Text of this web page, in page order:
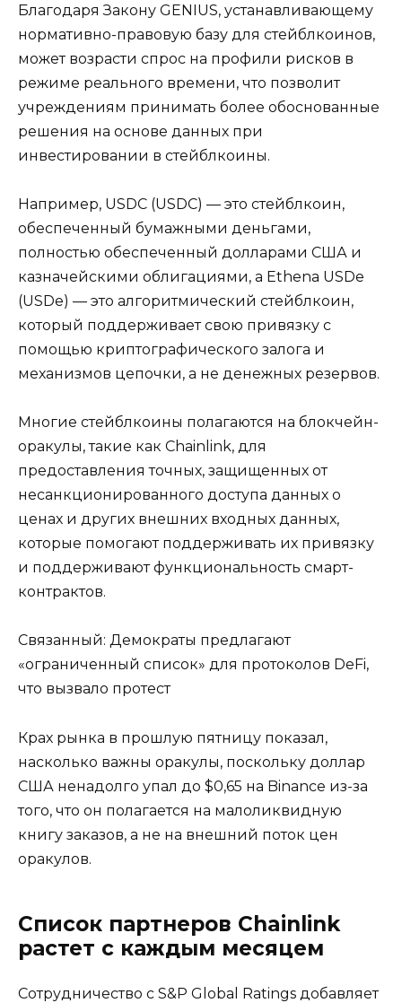
Благодаря Закону GENIUS, устанавливающему
нормативно-правовую базу для стейблкоинов,
может возрасти спрос на профили рисков в
режиме реального времени, что позволит
учреждениям принимать более обоснованные
решения на основе данных при
инвестировании в стейблкоины.
Например, USDC (USDC) — это стейблкоин,
обеспеченный бумажными деньгами,
полностью обеспеченный долларами США и
казначейскими облигациями, а Ethena USDe
(USDe) — это алгоритмический стейблкоин,
который поддерживает свою привязку с
помощью криптографического залога и
механизмов цепочки, а не денежных резервов.
Многие стейблкоины полагаются на блокчейн-
оракулы, такие как Chainlink, для
предоставления точных, защищенных от
несанкционированного доступа данных о
ценах и других внешних входных данных,
которые помогают поддерживать их привязку
и поддерживают функциональность смарт-
контрактов.
Связанный: Демократы предлагают
«ограниченный список» для протоколов DeFi,
что вызвало протест
Крах рынка в прошлую пятницу показал,
насколько важны оракулы, поскольку доллар
США ненадолго упал до $0,65 на Binance из-за
того, что он полагается на малоликвидную
книгу заказов, а не на внешний поток цен
оракулов.
Список партнеров Chainlink
растет с каждым месяцем
Сотрудничество с S&P Global Ratings добавляет